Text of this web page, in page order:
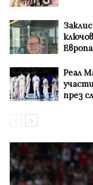
Европа
Реал
през